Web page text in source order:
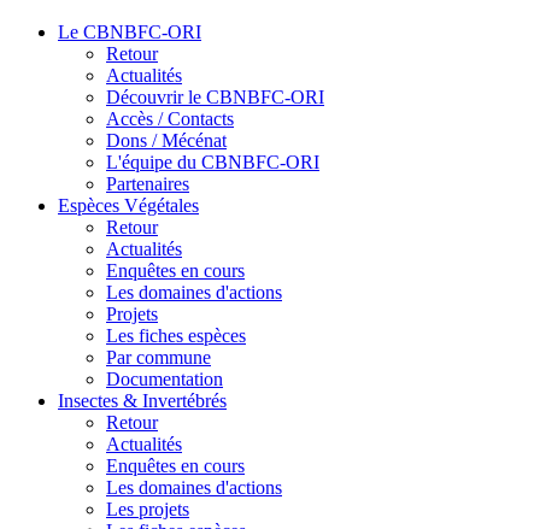
Le CBNBFC-ORI
Retour
Actualités
Découvrir le CBNBFC-ORI
Accès / Contacts
Dons / Mécénat
L'équipe du CBNBFC-ORI
Partenaires
Espèces Végétales
Retour
Actualités
Enquêtes en cours
Les domaines d'actions
Projets
Les fiches espèces
Par commune
Documentation
Insectes & Invertébrés
Retour
Actualités
Enquêtes en cours
Les domaines d'actions
Les projets